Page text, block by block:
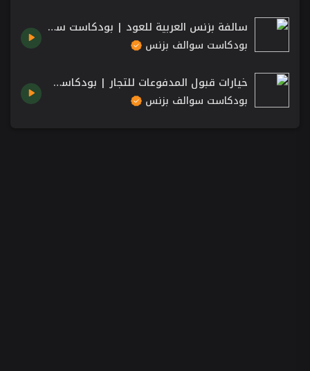
سالفة بزنس العربية للعود | بودكاست سوالف بزنس
بودكاست سوالف بزنس
خيارات قبول المدفوعات للتجار | بودكاست سوالف بزنس
بودكاست سوالف بزنس